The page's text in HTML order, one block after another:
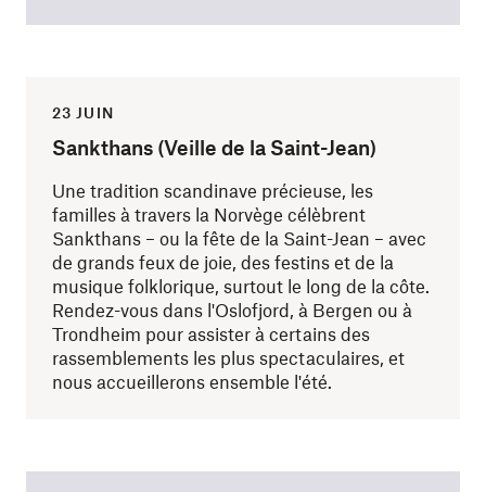
23 JUIN
Sankthans (Veille de la Saint-Jean)
Une tradition scandinave précieuse, les
familles à travers la Norvège célèbrent
Sankthans – ou la fête de la Saint-Jean – avec
de grands feux de joie, des festins et de la
musique folklorique, surtout le long de la côte.
Rendez-vous dans l'Oslofjord, à Bergen ou à
Trondheim pour assister à certains des
rassemblements les plus spectaculaires, et
nous accueillerons ensemble l'été.